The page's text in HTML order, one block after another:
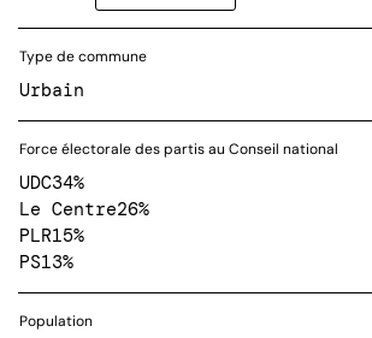
Type de commune
Urbain
Force électorale des partis au Conseil national
UDC34%
Le Centre26%
PLR15%
PS13%
Population